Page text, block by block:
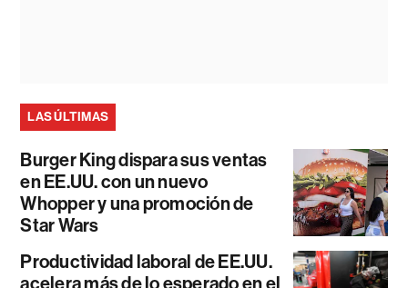
LAS ÚLTIMAS
Burger King dispara sus ventas
en EE.UU. con un nuevo
Whopper y una promoción de
Star Wars
Productividad laboral de EE.UU.
acelera más de lo esperado en el